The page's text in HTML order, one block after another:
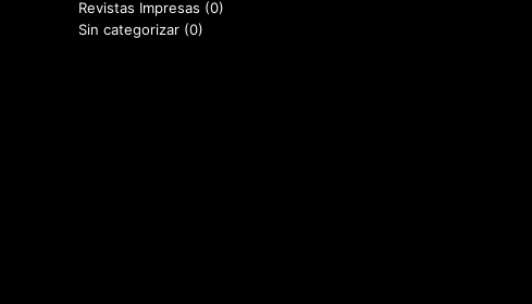
Revistas Impresas (0)
Sin categorizar (0)